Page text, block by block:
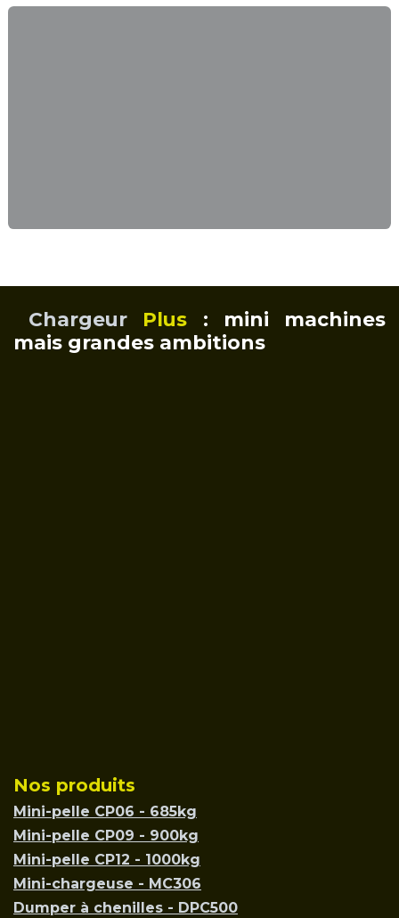
Chargeur Plus : mini machines
mais grandes ambitions
Nos produits
Mini-pelle CP06 - 685kg
Mini-pelle CP09 - 900kg
Mini-pelle CP12 - 1000kg
Mini-chargeuse - MC306
Dumper à chenilles - DPC500